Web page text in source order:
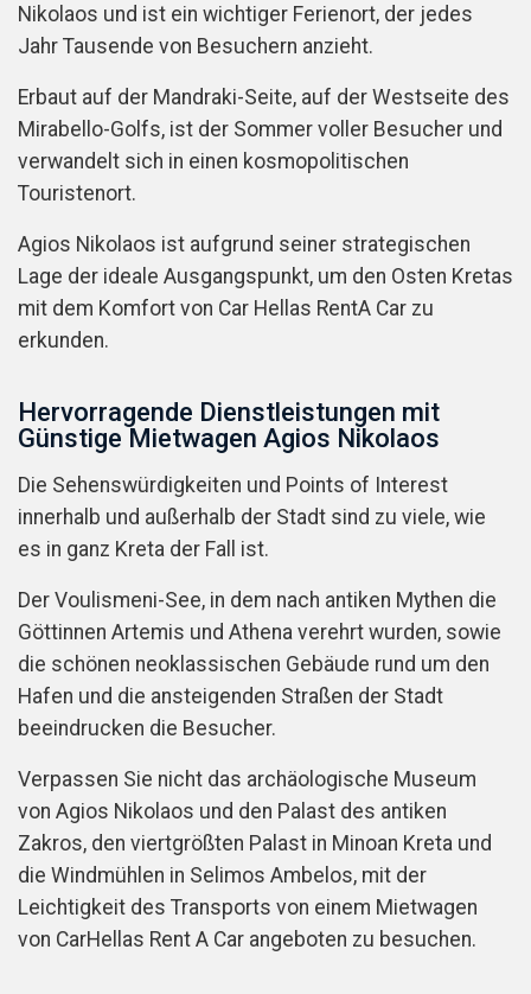
Nikolaos und ist ein wichtiger Ferienort, der jedes
Jahr Tausende von Besuchern anzieht.
Erbaut auf der Mandraki-Seite, auf der Westseite des
Mirabello-Golfs, ist der Sommer voller Besucher und
verwandelt sich in einen kosmopolitischen
Touristenort.
Agios Nikolaos ist aufgrund seiner strategischen
Lage der ideale Ausgangspunkt, um den Osten Kretas
mit dem Komfort von Car Hellas RentA Car zu
erkunden.
Hervorragende Dienstleistungen mit
Günstige Mietwagen Agios Nikolaos
Die Sehenswürdigkeiten und Points of Interest
innerhalb und außerhalb der Stadt sind zu viele, wie
es in ganz Kreta der Fall ist.
Der Voulismeni-See, in dem nach antiken Mythen die
Göttinnen Artemis und Athena verehrt wurden, sowie
die schönen neoklassischen Gebäude rund um den
Hafen und die ansteigenden Straßen der Stadt
beeindrucken die Besucher.
Verpassen Sie nicht das archäologische Museum
von Agios Nikolaos und den Palast des antiken
Zakros, den viertgrößten Palast in Minoan Kreta und
die Windmühlen in Selimos Ambelos, mit der
Leichtigkeit des Transports von einem Mietwagen
von CarHellas Rent A Car angeboten zu besuchen.